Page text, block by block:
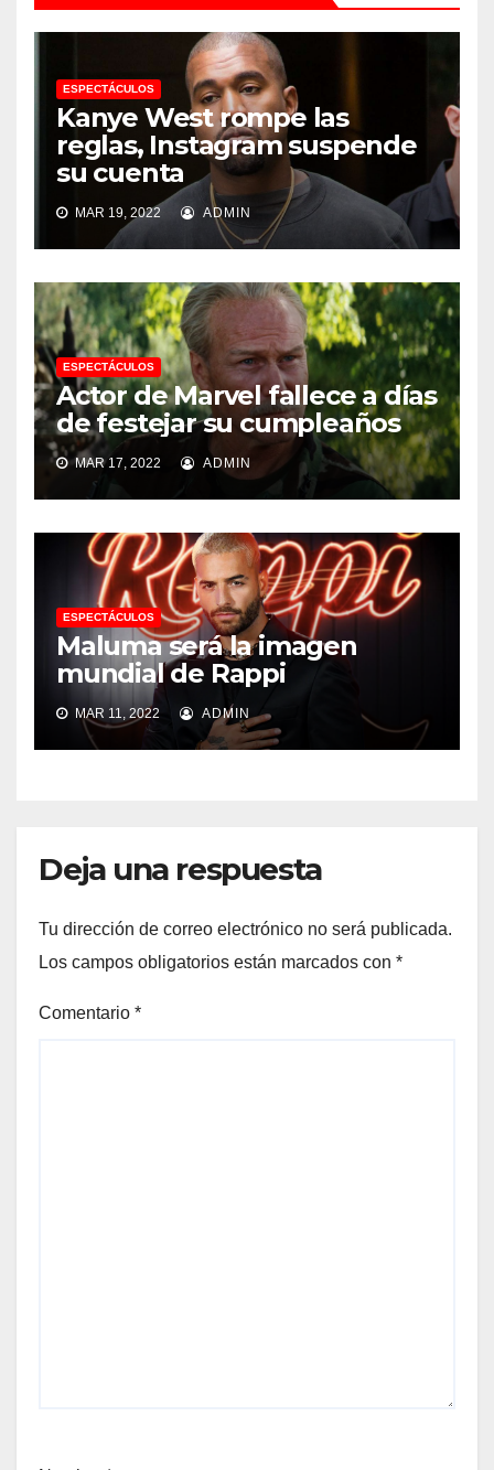
ESPECTÁCULOS
Kanye West rompe las
reglas, Instagram suspende
su cuenta
MAR 19, 2022 ADMIN
ESPECTÁCULOS
Actor de Marvel fallece a días
de festejar su cumpleaños
MAR 17, 2022 ADMIN
ESPECTÁCULOS
Maluma será la imagen
mundial de Rappi
MAR 11, 2022 ADMIN
Deja una respuesta
Tu dirección de correo electrónico no será publicada.
Los campos obligatorios están marcados con *
Comentario *